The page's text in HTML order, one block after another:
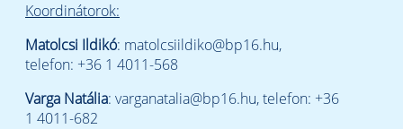
Koordinátorok:
Matolcsi Ildikó: matolcsiildiko@bp16.hu,
telefon: +36 1 4011-568
Varga Natália: varganatalia@bp16.hu, telefon: +36
1 4011-682